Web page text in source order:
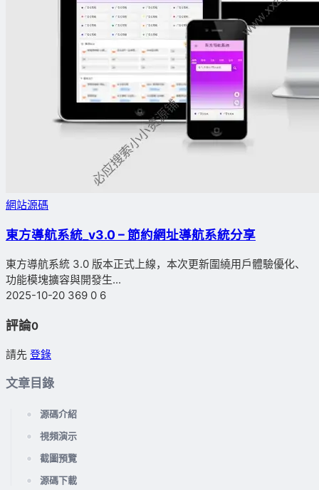
網站源碼
東方導航系統_v3.0 – 節約網址導航系統分享
東方導航系統 3.0 版本正式上線，本次更新圍繞用戶體驗優化、
功能模塊擴容與開發生...
2025-10-20 369 0 6
評論0
請先 登錄
文章目錄
源碼介紹
視頻演示
截圖預覽
源碼下載